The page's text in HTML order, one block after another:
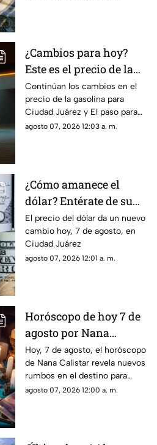
¿Cambios para hoy?
Este es el precio de la
gasolina para Ciudad
Juárez y El Paso
Continúan los cambios en el
precio de la gasolina para
Ciudad Juárez y El paso para
hoy, 7 de agosto
agosto 07, 2026 12:03 a. m.
¿Cómo amanece el
dólar? Entérate de su
precio hoy, 7 de agosto,
en Ciudad Juárez
El precio del dólar da un nuevo
cambio hoy, 7 de agosto, en
Ciudad Juárez
agosto 07, 2026 12:01 a. m.
Horóscopo de hoy 7 de
agosto por Nana
Calistar: Este será tu
mejor beneficio
Hoy, 7 de agosto, el horóscopo
de Nana Calistar revela nuevos
rumbos en el destino para
estos signos
agosto 07, 2026 12:00 a. m.